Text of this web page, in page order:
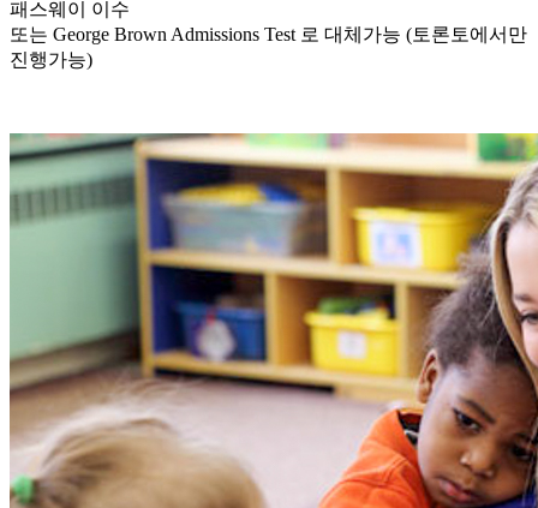
패스웨이 이수
또는 George Brown Admissions Test 로 대체가능 (토론토에서만
진행가능)